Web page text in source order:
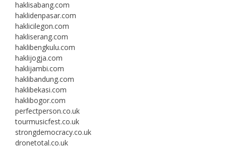
haklisabang.com
haklidenpasar.com
haklicilegon.com
hakliserang.com
haklibengkulu.com
haklijogja.com
haklijambi.com
haklibandung.com
haklibekasi.com
haklibogor.com
perfectperson.co.uk
tourmusicfest.co.uk
strongdemocracy.co.uk
dronetotal.co.uk